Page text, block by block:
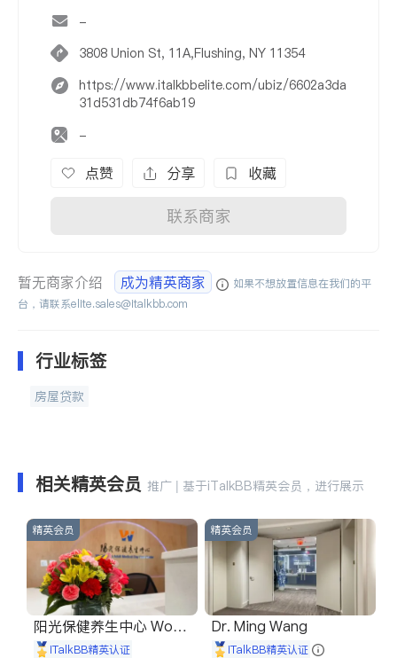
-
3808 Union St, 11A,Flushing, NY 11354
https://www.italkbbelite.com/ubiz/6602a3da
31d531db74f6ab19
-
点赞 分享 收藏
联系商家
暂无商家介绍 成为精英商家
如果不想放置信息在我们的平
台，请联系elite.sales@italkbb.com
行业标签
房屋贷款
相关精英会员 推广 | 基于iTalkBB精英会员，进行展示
精英会员
阳光保健养生中心 World
shine
iTalkBB精英认证
精英会员
Dr. Ming Wang
iTalkBB精英认证